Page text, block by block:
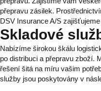
přepravu zásilek.
DSV Insurance A/S
Skladové
Nabízíme širokou škálu
po distribuci a přepravu zboží.
řešení šitá na míru vašim
služby jsou poskytovány v